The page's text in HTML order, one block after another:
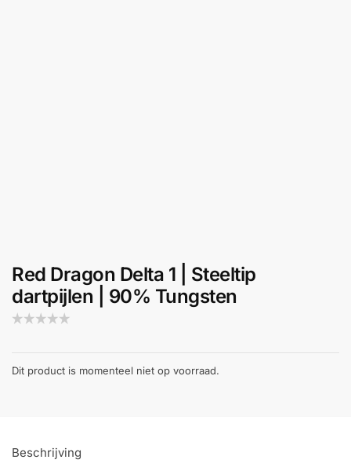
Red Dragon Delta 1 | Steeltip
dartpijlen | 90% Tungsten
Dit product is momenteel niet op voorraad.
Beschrijving